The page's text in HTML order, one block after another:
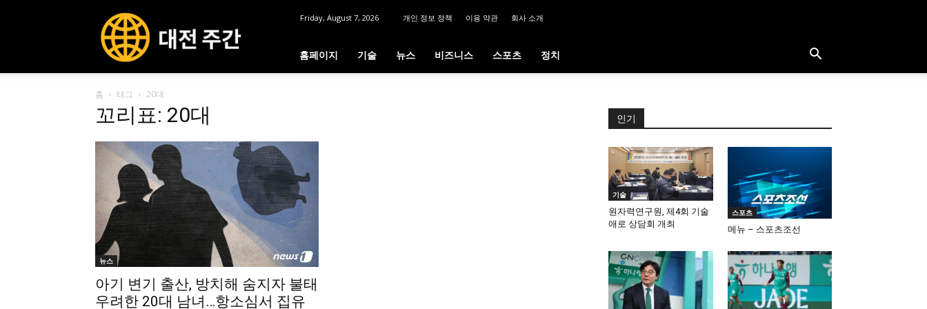
전
주
Friday, August 7, 2026 개인 정보 정책 이용 약관 회사 소개
홈페이지 기술 뉴스 비즈니스 스포츠 정치
홈 태그 20대
꼬리표: 20대
뉴스
아기 변기 출산, 방치해 숨지자 불태
우려한 20대 남녀…항소심서 집유
인기
기술
원자력연구원, 제4회 기술
애로 상담회 개최
스포츠
메뉴 – 스포츠조선